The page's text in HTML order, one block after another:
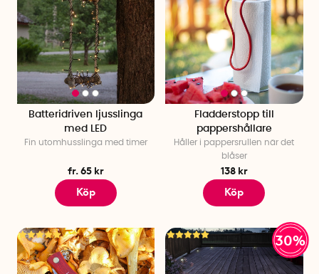
Batteridriven ljusslinga
med LED
Fin utomhusslinga med timer
fr. 65 kr
Köp
Fladderstopp till
pappershållare
Håller i pappersrullen när det
blåser
138 kr
Köp
30%